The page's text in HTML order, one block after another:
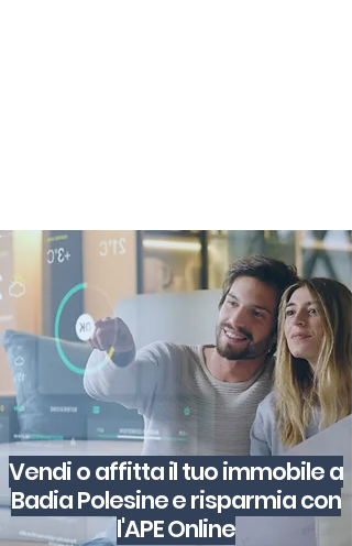
Vendi o affitta il tuo immobile a
Badia Polesine e risparmia con
l'APE Online